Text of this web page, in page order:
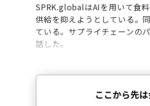
SPRK.globalはAIを用いて食
供給を抑えようとしている。
ている。サプライチェーンの
話した。